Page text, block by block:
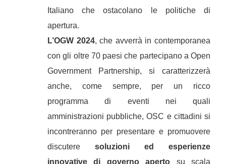
Italiano che ostacolano le politiche di
apertura.
L’OGW 2024, che avverrà in contemporanea
con gli oltre 70 paesi che partecipano a Open
Government Partnership, si caratterizzerà
anche, come sempre, per un ricco
programma di eventi nei quali
amministrazioni pubbliche, OSC e cittadini si
incontreranno per presentare e promuovere
discutere soluzioni ed esperienze
innovative di governo aperto su scala